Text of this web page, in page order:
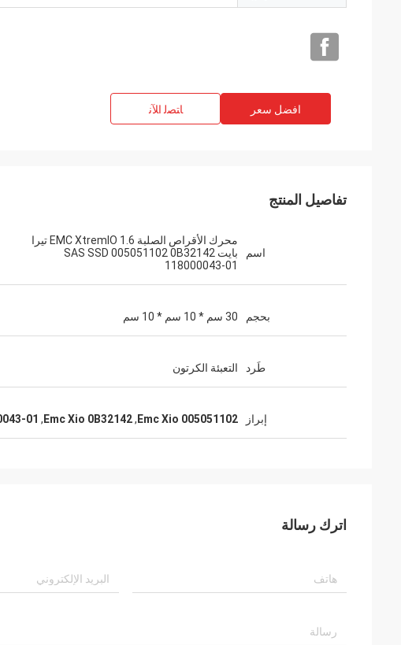
افضل سعر ﺎﺘﺼﻟ ﺍﻶﻧ
تفاصيل المنتج
اسم
محرك الأقراص الصلبة EMC XtremIO 1.6 تيرا
بايت SAS SSD 005051102 0B32142
118000043-01
بحجم 30 سم * 10 سم * 10 سم
طَرد التعبئة الكرتون
إبراز Emc Xio 005051102
,
Emc Xio 0B32142
,
01
اترك رسالة